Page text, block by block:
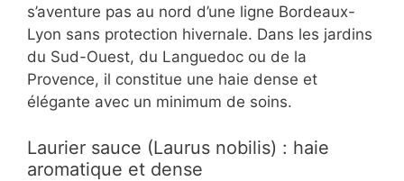
s’aventure pas au nord d’une ligne Bordeaux-
Lyon sans protection hivernale. Dans les jardins
du Sud-Ouest, du Languedoc ou de la
Provence, il constitue une haie dense et
élégante avec un minimum de soins.
Laurier sauce (Laurus nobilis) : haie
aromatique et dense